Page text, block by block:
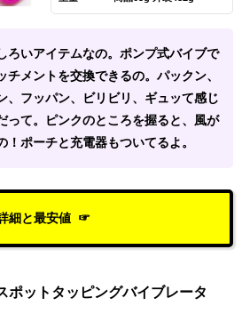
ろいアイテムなの。ポンプ式バイブで
チメントを交換できるの。パックン、
、フッパン、ビリビリ、ギュッて感じ
って。ピンクのところを握ると、風が
！ポーチと充電器もついてるよ。
細と最安値
ポットタッピングバイブレータ